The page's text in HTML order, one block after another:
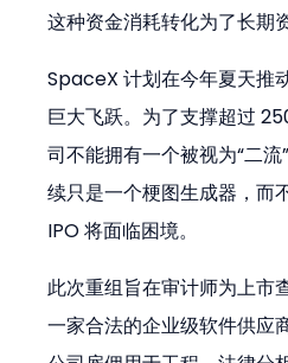
这种资金消耗转化为了长期
SpaceX 计划在今年夏天推
巨大飞跃。为了支撑超过
司不能拥有一个被视为“二
续只是一个梗图生成器，而
IPO 将面临困境。
此次重组旨在审计师为上市
一家合法的企业级软件供应